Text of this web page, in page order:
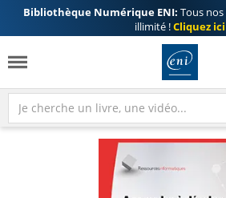
Bibliothèque Numérique ENI: Tous nos
illimité !Cliquez ici